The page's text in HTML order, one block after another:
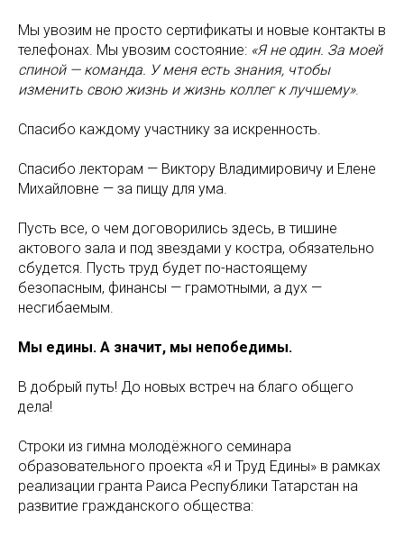
Мы увозим не просто сертификаты и новые контакты в
телефонах. Мы увозим состояние: «Я не один. За моей
спиной — команда. У меня есть знания, чтобы
изменить свою жизнь и жизнь коллег к лучшему».
Спасибо каждому участнику за искренность.
Спасибо лекторам — Виктору Владимировичу и Елене
Михайловне — за пищу для ума.
Пусть все, о чем договорились здесь, в тишине
актового зала и под звездами у костра, обязательно
сбудется. Пусть труд будет по-настоящему
безопасным, финансы — грамотными, а дух —
несгибаемым.
Мы едины. А значит, мы непобедимы.
В добрый путь! До новых встреч на благо общего
дела!
Строки из гимна молодёжного семинара
образовательного проекта «Я и Труд Едины» в рамках
реализации гранта Раиса Республики Татарстан на
развитие гражданского общества: